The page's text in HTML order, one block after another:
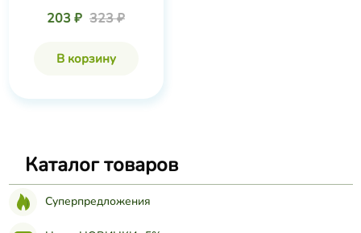
Каталог товаров
Суперпредложения
203 ₽ 323 ₽
В корзину